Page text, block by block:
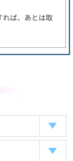
ば、あとは取